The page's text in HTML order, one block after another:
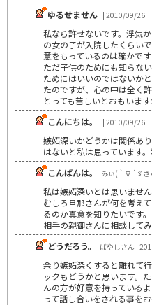
ゆるせません | 2010/09/26
私なら許せないです。浮気
の女の子が入院したくらい
意をもっているのは確かで
ただ子供のためにも知らな
ためにはいいのではないか
たのですが、心の中は全く
とっても苦しいとおもいま
こんにちは。
| 2010/09/26
嫉妬深いかどうかは関係あ
はないと私は思っています。
こんばんは。
みぃ(｀∇´ゞ
私は嫉妬深いとは思いません
むしろ旦那さんが何を考え
るのか真意を知りたいです。
相手の親御さんに相談して
どうだろう。
ばやしさん |
余り嫉妬深くすると離れて
ックもどうかと思います。
んの方が好意を持っている
って話し合いをされる事を